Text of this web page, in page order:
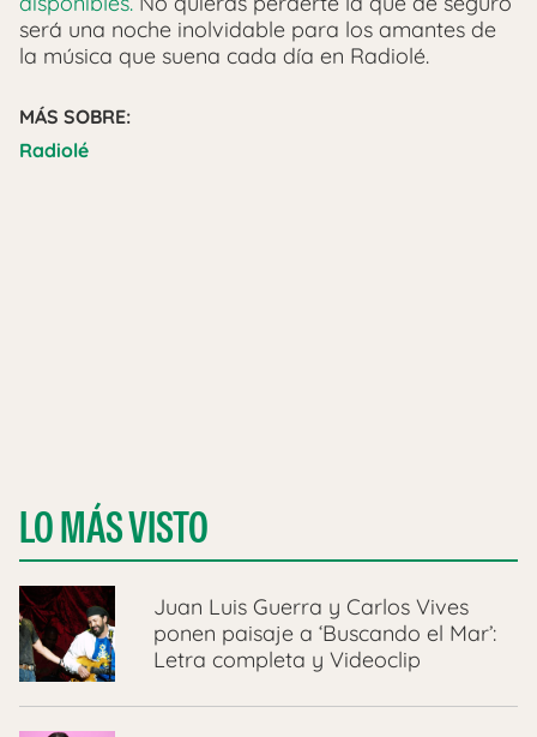
será una noche inolvidable para los amantes de
la música que suena cada día en Radiolé.
MÁS SOBRE:
Radiolé
LO MÁS VISTO
Juan Luis Guerra y Carlos Vives
ponen paisaje a ‘Buscando el Mar’:
Letra completa y Videoclip